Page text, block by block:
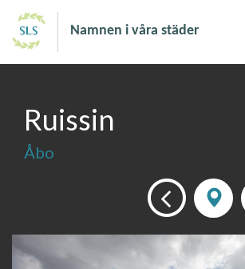
Namnen i våra städer
Ruissin
Åbo